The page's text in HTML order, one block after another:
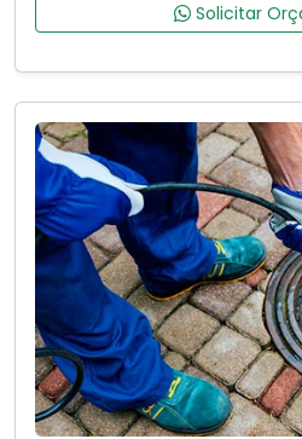
Solicitar